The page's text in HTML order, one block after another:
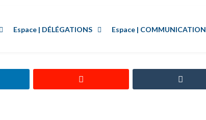
Espace | DÉLÉGATIONS Espace | COMMUNICATION